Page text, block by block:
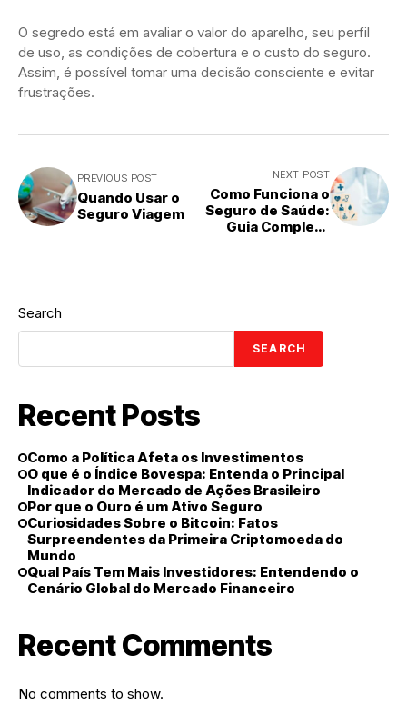
O segredo está em avaliar o valor do aparelho, seu perfil
de uso, as condições de cobertura e o custo do seguro.
Assim, é possível tomar uma decisão consciente e evitar
frustrações.
PREVIOUS POST
Quando Usar o
Seguro Viagem
NEXT POST
Como Funciona o
Seguro de Saúde:
Guia Completo
Search
SEARCH
Recent Posts
Como a Política Afeta os Investimentos
O que é o Índice Bovespa: Entenda o Principal
Indicador do Mercado de Ações Brasileiro
Por que o Ouro é um Ativo Seguro
Curiosidades Sobre o Bitcoin: Fatos
Surpreendentes da Primeira Criptomoeda do
Mundo
Qual País Tem Mais Investidores: Entendendo o
Cenário Global do Mercado Financeiro
Recent Comments
No comments to show.